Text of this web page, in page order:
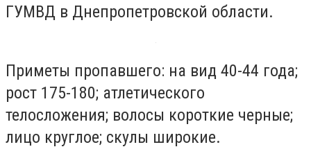
ГУМВД в Днепропетровской области.
Приметы пропавшего: на вид 40-44 года;
рост 175-180; атлетического
телосложения; волосы короткие черные;
лицо круглое; скулы широкие.